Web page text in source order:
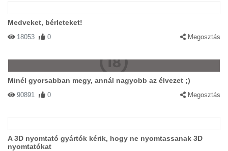
Medveket, bérleteket!
18053 0 Megosztás
Minél gyorsabban megy, annál nagyobb az élvezet ;)
90891 0 Megosztás
A 3D nyomtató gyártók kérik, hogy ne nyomtassanak 3D
nyomtatókat